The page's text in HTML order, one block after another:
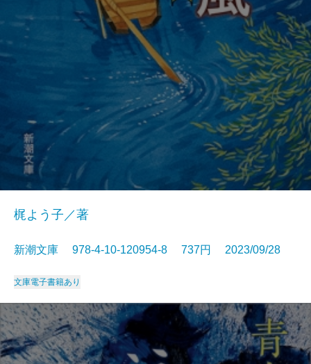
梶よう子／著
新潮文庫 978-4-10-120954-8 737円 2023/09/28
文庫電子書籍あり